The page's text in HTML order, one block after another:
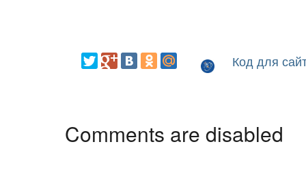
Код для
Comments are disabled